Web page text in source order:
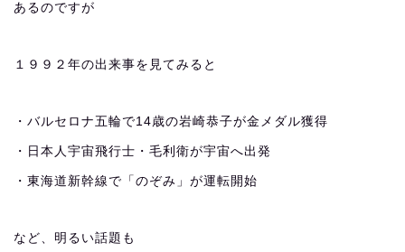
あるのですが
１９９２年の出来事を見てみると
・バルセロナ五輪で14歳の岩崎恭子が金メダル獲得
・日本人宇宙飛行士・毛利衛が宇宙へ出発
・東海道新幹線で「のぞみ」が運転開始
など、明るい話題も